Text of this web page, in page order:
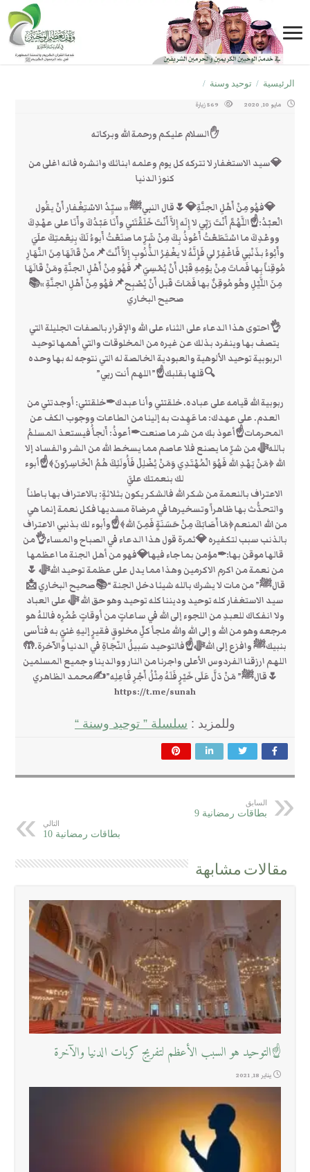
الرئيسية / توحيد وسنة /
مايو 10, 2020 569 زيارة
✋السلام عليكم ورحمة الله وبركاته
💎سيد الاستغفار لا تتركه كل يوم وعلمه ابنائك وانشره فانه اغلى من
كنوز الدنيا
💎فهُو مِنْ أَهْلِ الجنَّةِ💎🌷قال النبيﷺ « سيِّدُ الاسْتِغْفار أَنْ يقُول
الْعبْدُ:☝اللَّهُمَّ أَنْتَ رَبِّي لا إِلَه إِلاَّ أَنْتَ خَلَقْتَني وأَنَا عَبْدُكَ وأَنَا على عهْدِكَ
ووعْدِكَ ما اسْتَطَعْتُ أَعُوذُ بِكَ مِنْ شَرِّ ما صنَعْتُ أَبوءُ لَكَ بِنِعْمتِكَ علَيَ
وأَبُوءُ بذَنْبي فَاغْفِرْ لي فَإِنَّهُ لا يغْفِرُ الذُّنُوبِ إِلاَّ أَنْتَ📌منْ قَالَهَا مِنَ النَّهَارِ
مُوقِناً بِها فَماتَ مِنْ يوْمِهِ قَبْل أَنْ يُمْسِيَ📌فَهُو مِنْ أَهْلِ الجنَّةِ ومَنْ قَالَهَا
مِنَ اللَّيْلِ وهُو مُوقِنٌ بها فَمَاتَ قَبل أَنْ يُصْبِح📌فهُو مِنْ أَهْلِ الجنَّةِ »📚
صحيح البخاري
👌احتوى هذا الدعاء على الثناء على الله والإقرار بالصفات الجليلة التي
يتصف بها وينفرد بذلك عن غيره من المخلوقات والتي أهمها توحيد
الربوبية توحيد الألوهية والعبودية الخالصة له التي نتوجه له بها وحده
🔍قلها بقلبك☝”اللهم أنت ربي”
ربوبية الله قيامه على عباده. خلقتني وأنا عبدك✒خلقتني: أوجدتني من
العدم. على عهدك: ما عَهِدت به إلينا من الطاعات ووجوب الكف عن
المحرمات☝أعوذ بك من شر ما صنعت✒أعوذُ: أَلجأُ فيستعذ المسلمُ
باللهﷻ من شرِّ ما يصنع فلا عاصم مما يسخط الله من الشر والفساد إلا
الله ﴿مَنْ يَهْدِ الله فَهُوَ الْمُهْتَدِي وَمَنْ يُضْلِلْ فَأُولَئِكَ هُمُ الْخَاسِرُونَ﴾☝أبوء
لك بنعمتك عليَّ
الاعتراف بالنعمة من شكر الله فالشكر يكون بثلاثةٍ: بالاعتراف بها باطناً
والتحدُّث بها ظاهراً وتسخيرها في مرضاة مسديها فكل نعمة إنما هي
من الله المنعم﴿مَا أَصَابَكَ مِنْ حَسَنَةٍ فَمِنَ الله﴾☝وأبوء لك بذنبي الاعتراف
بالذنب سبب لتكفيره 💎ثمرة قول هذا الدعاء في الصباح والمساء👌من
قالها موقن بها:✒مؤمن بما جاء فيها💎فهو من أهل الجنة ما اعظمها
من نعمة من اكرم الاكرمين وهذا مما يدل على عظمة توحيد اللهﷻ 🌷‏
قالﷺ” من مات ‏لا يشرك بالله شيئا دخل الجنة “📚صحيح ‏البخاري 📩
سيد الاستغفار كله توحيد وديننا كله توحيد وهو حق الله ﷻ على العباد
ولا انفكاك للعبدِ من اللجوء إلى الله في ساعاتٍ من أوقاتٍ عُمُرِه فاللهُ هو
مرجعه وهو من الله و إلى الله والله ملجأ كلِّ مخلوقٍ فقيرٍ إليهِ غنيٍّ به فتأسى
بنبيكﷺ وافزع إلى اللهﷻ☝فالتوحيد سَبيلُ النّجَاةِ في الدنيا والآخرة.🤲
اللهم ارزقنا الفردوس الأعلى واجرنا من النار ووالدينا و جميع المسلمين
🌷قالﷺ” مَنْ دَلَّ عَلَى خَيْرٍ فَلَهُ مِثْلُ أَجْرِ فَاعِلِه”✍محمد الظاهري
https://t.me/sunah
وللمزيد : سلسلة ” توحيد وسنة “
السابق
بطاقات رمضانية 9
التالي
بطاقات رمضانية 10
مقالات مشابهة
☝التوحيد هو السبب الأعظم لتفريج كربات الدنيا والآخرة
يناير 18, 2021